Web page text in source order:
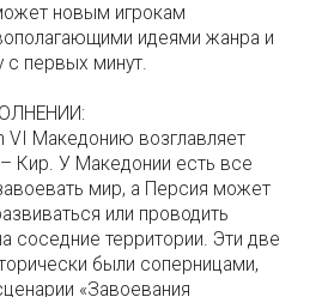
новым игрокам
идеями жанра и
с первых минут.
VI Македонию возглавляет
Кир. У Македонии есть все
мир, а Персия может
или проводить
соседние территории. Эти две
были соперницами,
«Завоевания